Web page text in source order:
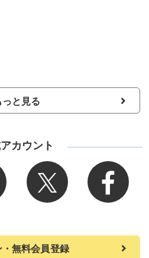
っと見る
カウント
・無料会員登録